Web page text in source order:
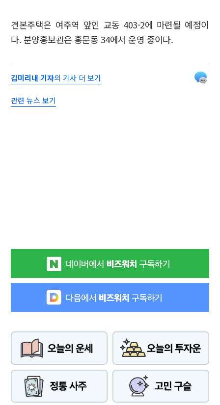
견본주택은 여주역 앞인 교동 403-2에 마련될 예정이
다. 분양홍보관은 홍문동 34에서 운영 중이다.
김미리내 기자의 기사 더 보기
관련 뉴스 보기